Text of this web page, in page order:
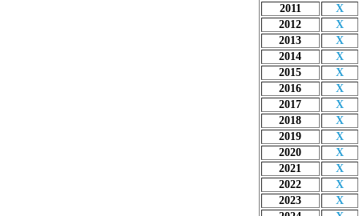
2011
X
2012
X
2013
X
2014
X
2015
X
2016
X
2017
X
2018
X
2019
X
2020
X
2021
X
2022
X
2023
X